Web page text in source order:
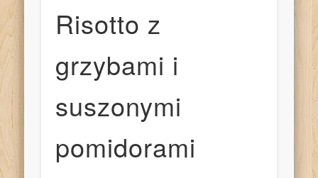
Risotto z
grzybami i
suszonymi
pomidorami